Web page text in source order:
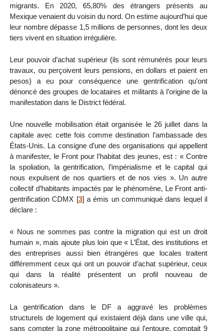
migrants. En 2020, 65,80% des étrangers présents au
Mexique venaient du voisin du nord. On estime aujourd’hui que
leur nombre dépasse 1,5 millions de personnes, dont les deux
tiers vivent en situation irrégulière.
Leur pouvoir d’achat supérieur (ils sont rémunérés pour leurs
travaux, ou perçoivent leurs pensions, en dollars et paient en
pesos) a eu pour conséquence une gentrification qu’ont
dénoncé des groupes de locataires et militants à l’origine de la
manifestation dans le District fédéral.
Une nouvelle mobilisation était organisée le 26 juillet dans la
capitale avec cette fois comme destination l’ambassade des
États-Unis. La consigne d’une des organisations qui appellent
à manifester, le Front pour l’habitat des jeunes, est : « Contre
la spoliation, la gentrification, l’impérialisme et le capital qui
nous expulsent de nos quartiers et de nos vies ». Un autre
collectif d’habitants impactés par le phénomène, Le Front anti-
gentrification CDMX [3] a émis un communiqué dans lequel il
déclare :
« Nous ne sommes pas contre la migration qui est un droit
humain », mais ajoute plus loin que « L’État, des institutions et
des entreprises aussi bien étrangères que locales traitent
différemment ceux qui ont un pouvoir d’achat supérieur, ceux
qui dans la réalité présentent un profil nouveau de
colonisateurs ».
La gentrification dans le DF a aggravé les problèmes
structurels de logement qui existaient déjà dans une ville qui,
sans compter la zone métropolitaine qui l’entoure, comptait 9